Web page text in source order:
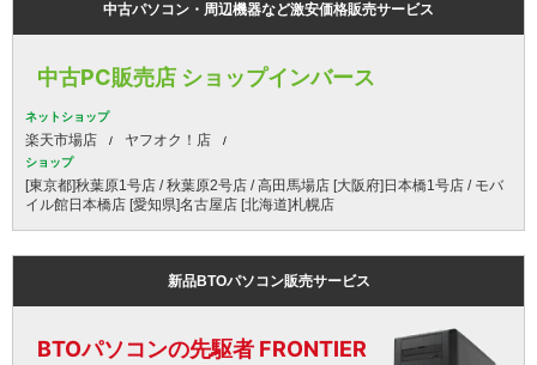
中古パソコン・周辺機器など激安価格販売サービス
中古PC販売店 ショップインバース
ネットショップ
楽天市場店 ヤフオク！店
ショップ
[東京都]秋葉原1号店 / 秋葉原2号店 / 高田馬場店 [大阪府]日本橋1号店 / モバ
イル館日本橋店 [愛知県]名古屋店 [北海道]札幌店
新品BTOパソコン販売サービス
BTOパソコンの先駆者 FRONTIER